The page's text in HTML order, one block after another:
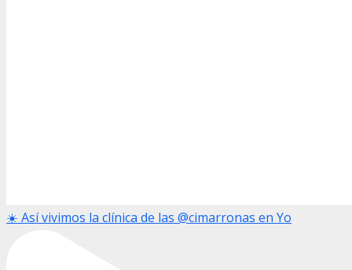
☀️ Así vivimos la clínica de las @cimarronas en Yo